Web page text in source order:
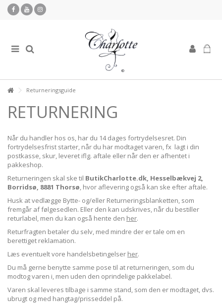
Returneringsguide
RETURNERING
Når du handler hos os, har du 14 dages fortrydelsesret. Din
fortrydelsesfrist starter, når du har modtaget varen, fx lagt i din
postkasse, skur, leveret iflg. aftale eller når den er afhentet i
pakkeshop.
Returneringen skal ske til ButikCharlotte.dk, Hesselbækvej 2,
Borridsø, 8881 Thorsø, hvor aflevering også kan ske efter aftale.
Husk at vedlægge Bytte- og/eller Returneringsblanketten, som
fremgår af følgesedlen. Eller den kan udskrives, når du bestiller
returlabel, men du kan også hente den her.
Returfragten betaler du selv, med mindre der er tale om en
berettiget reklamation.
Læs eventuelt vore handelsbetingelser her.
Du må gerne benytte samme pose til at returneringen, som du
modtog varen i, men uden den oprindelige pakkelabel.
Varen skal leveres tilbage i samme stand, som den er modtaget, dvs.
ubrugt og med hangtag/prisseddel på.